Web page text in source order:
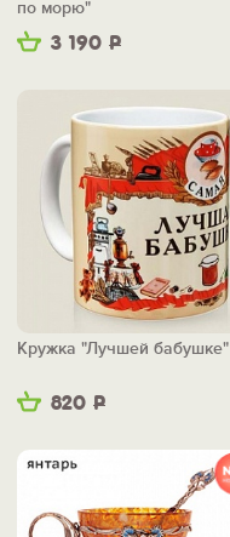
3 190 Р
по морю"
820 Р
Кружка "Лучшей бабушке"